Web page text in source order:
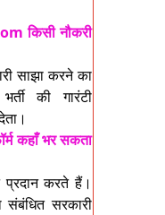
किसी नौकरी
साझा करने का
की गारंटी
कहाँ भर सकता
करते हैं।
सरकारी